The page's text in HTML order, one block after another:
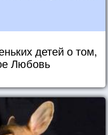
детей о том,
Любовь